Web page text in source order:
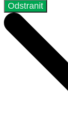
Odstranit